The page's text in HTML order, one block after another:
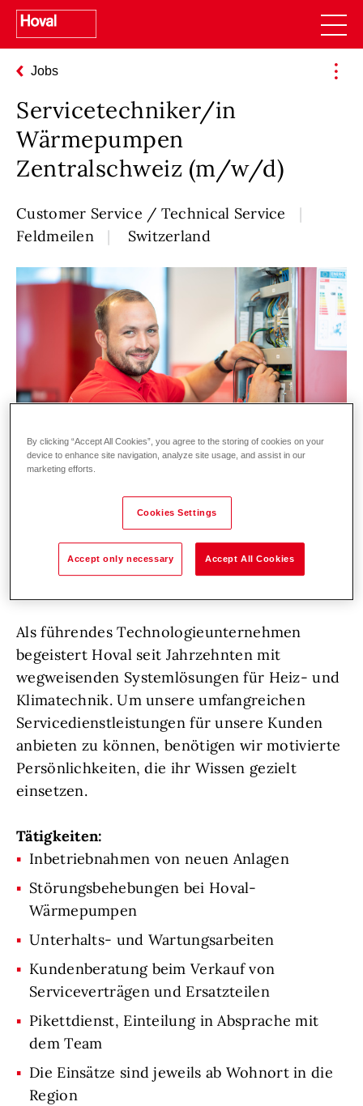
Jobs
Servicetechniker/in
Wärmepumpen
Zentralschweiz (m/w/d)
Customer Service / Technical Service
Feldmeilen
Switzerland
Zur Verstärkung unseres Service-Teams in
Als führendes Technologieunternehmen
begeistert Hoval seit Jahrzehnten mit
wegweisenden Systemlösungen für Heiz- und
Klimatechnik. Um unsere umfangreichen
Servicedienstleistungen für unsere Kunden
anbieten zu können, benötigen wir motivierte
Persönlichkeiten, die ihr Wissen gezielt
einsetzen.
Tätigkeiten:
Inbetriebnahmen von neuen Anlagen
Störungsbehebungen bei Hoval-
Wärmepumpen
Unterhalts- und Wartungsarbeiten
Kundenberatung beim Verkauf von
Serviceverträgen und Ersatzteilen
Pikettdienst, Einteilung in Absprache mit
dem Team
Die Einsätze sind jeweils ab Wohnort in die
Region
By clicking “Accept All Cookies”, you agree to the storing of cookies on your
device to enhance site navigation, analyze site usage, and assist in our
marketing efforts.
Cookies Settings
Accept only necessary Accept All Cookies